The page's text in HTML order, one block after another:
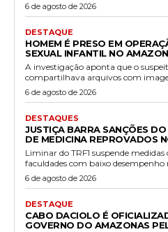
6 de agosto de 2026
DESTAQUE
HOMEM É PRESO EM
SEXUAL INFANTIL NO
A investigação aponta que o
compartilhava arquivos com
6 de agosto de 2026
DESTAQUES
JUSTIÇA BARRA SANÇÕES
DE MEDICINA REPROVADOS
Liminar do TRF1 suspende medidas
faculdades com baixo desempenho
6 de agosto de 2026
DESTAQUE
CABO DACIOLO É
GOVERNO DO AMAZONAS